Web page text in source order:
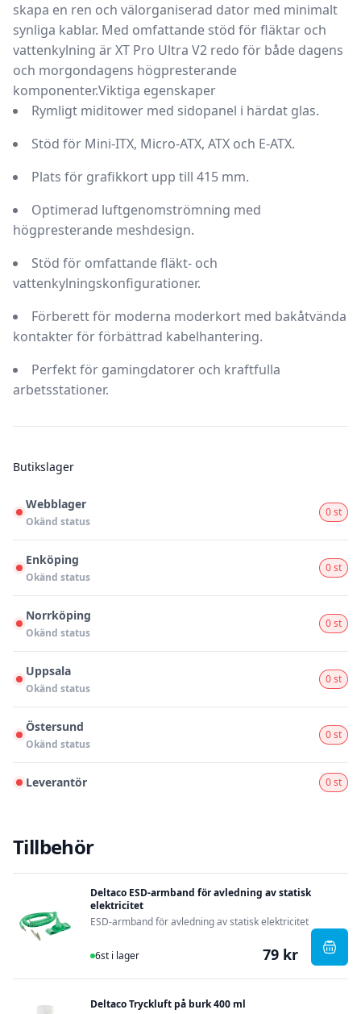
skapa en ren och välorganiserad dator med minimalt
synliga kablar. Med omfattande stöd för fläktar och
vattenkylning är XT Pro Ultra V2 redo för både dagens
och morgondagens högpresterande
komponenter.Viktiga egenskaper
Rymligt miditower med sidopanel i härdat glas.
Stöd för Mini-ITX, Micro-ATX, ATX och E-ATX.
Plats för grafikkort upp till 415 mm.
Optimerad luftgenomströmning med
högpresterande meshdesign.
Stöd för omfattande fläkt- och
vattenkylningskonfigurationer.
Förberett för moderna moderkort med bakåtvända
kontakter för förbättrad kabelhantering.
Perfekt för gamingdatorer och kraftfulla
arbetsstationer.
Butikslager
Webblager
Okänd status
0 st
Enköping
Okänd status
0 st
Norrköping
Okänd status
0 st
Uppsala
Okänd status
0 st
Östersund
Okänd status
0 st
Leverantör 0 st
Tillbehör
Deltaco ESD-armband för avledning av statisk
elektricitet
ESD-armband för avledning av statisk elektricitet
I Lager
6st i lager 79 kr ,
Deltaco Tryckluft på burk 400 ml